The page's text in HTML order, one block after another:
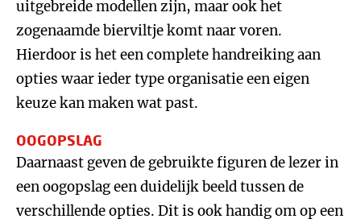
uitgebreide modellen zijn, maar ook het
zogenaamde bierviltje komt naar voren.
Hierdoor is het een complete handreiking aan
opties waar ieder type organisatie een eigen
keuze kan maken wat past.
OOGOPSLAG
Daarnaast geven de gebruikte figuren de lezer in
een oogopslag een duidelijk beeld tussen de
verschillende opties. Dit is ook handig om op een